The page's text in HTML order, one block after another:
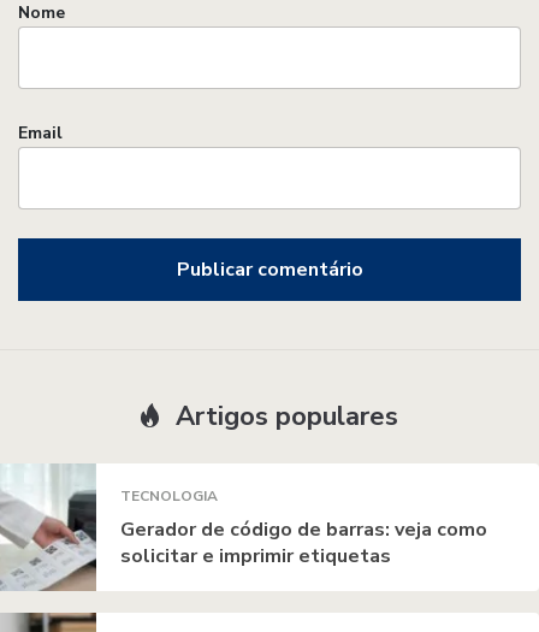
Nome
Email
Artigos populares
TECNOLOGIA
Gerador de código de barras: veja como
solicitar e imprimir etiquetas